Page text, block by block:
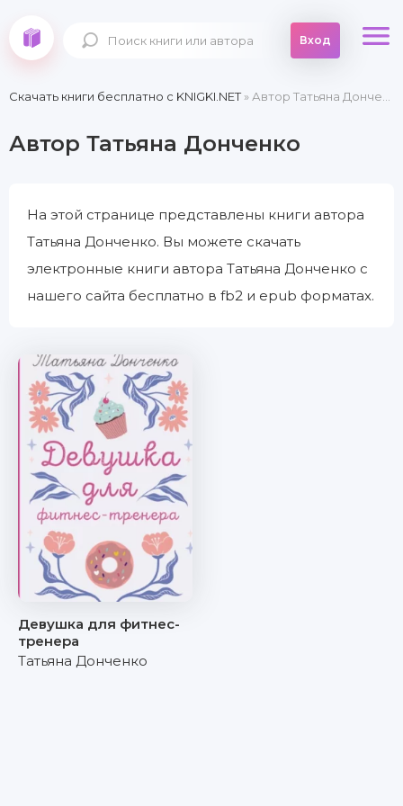
Вход
Скачать книги бесплатно c KNIGKI.NET» Автор Татьяна Донченко
Автор Татьяна Донченко
На этой странице представлены книги автора
Татьяна Донченко. Вы можете скачать
электронные книги автора Татьяна Донченко с
нашего сайта бесплатно в fb2 и epub форматах.
Девушка для фитнес-
тренера
Татьяна Донченко